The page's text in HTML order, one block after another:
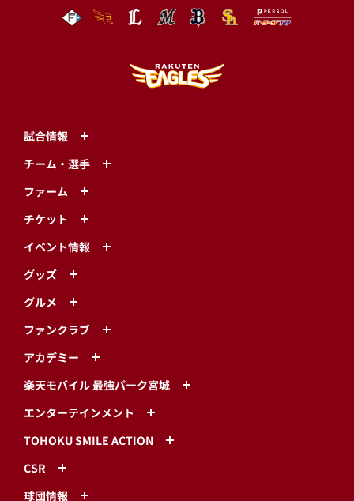
試合情報
チーム・選手
ファーム
チケット
イベント情報
グッズ
グルメ
ファンクラブ
アカデミー
楽天モバイル 最強パーク宮城
エンターテインメント
TOHOKU SMILE ACTION
CSR
球団情報